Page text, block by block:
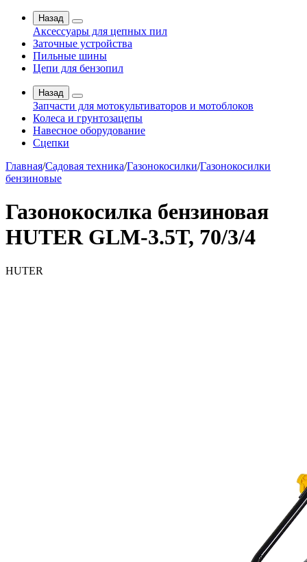
Назад
Аксессуары для цепных пил
Заточные устройства
Пильные шины
Цепи для бензопил
Назад
Запчасти для мотокультиваторов и мотоблоков
Колеса и грунтозацепы
Навесное оборудование
Сцепки
Главная/Садовая техника/Газонокосилки/Газонокосилки
бензиновые
Газонокосилка бензиновая
HUTER GLM-3.5T, 70/3/4
HUTER